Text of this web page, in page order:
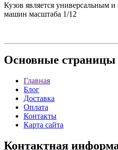
Кузов является универсальным
машин масштаба 1/12
Основные страницы
Главная
Блог
Доставка
Оплата
Контакты
Карта сайта
Контактная